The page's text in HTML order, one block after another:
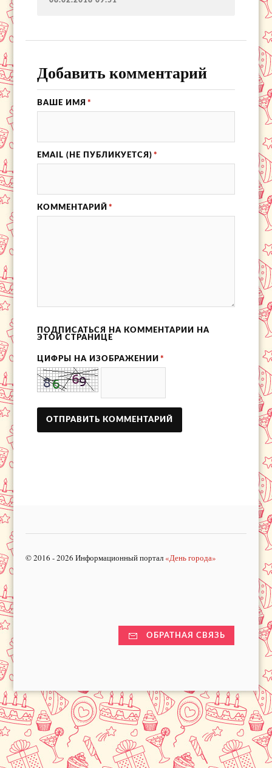
Добавить комментарий
ВАШЕ ИМЯ *
EMAIL (НЕ ПУБЛИКУЕТСЯ) *
КОММЕНТАРИЙ *
ПОДПИСАТЬСЯ НА КОММЕНТАРИИ НА
ЭТОЙ СТРАНИЦЕ
ЦИФРЫ НА ИЗОБРАЖЕНИИ *
© 2016 - 2026 Информационный портал «День города»
ОБРАТНАЯ СВЯЗЬ